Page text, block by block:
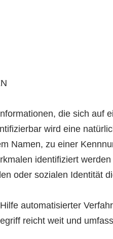
die sich
wird eine
Namen, zu einer
identifiziert
oder sozialen Identität
automatisierter
reicht weit und